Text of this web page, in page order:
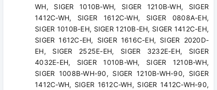
WH, SIGER 1010B-WH, SIGER 1210B-WH, SIGER
1412C-WH, SIGER 1612C-WH, SIGER 0808A-EH,
SIGER 1010B-EH, SIGER 1210B-EH, SIGER 1412C-EH,
SIGER 1612C-EH, SIGER 1616C-EH, SIGER 2020D-
EH, SIGER 2525E-EH, SIGER 3232E-EH, SIGER
4032E-EH, SIGER 1010B-WH, SIGER 1210B-WH,
SIGER 1008B-WH-90, SIGER 1210B-WH-90, SIGER
1412C-WH, SIGER 1612C-WH, SIGER 1412C-WH-90,